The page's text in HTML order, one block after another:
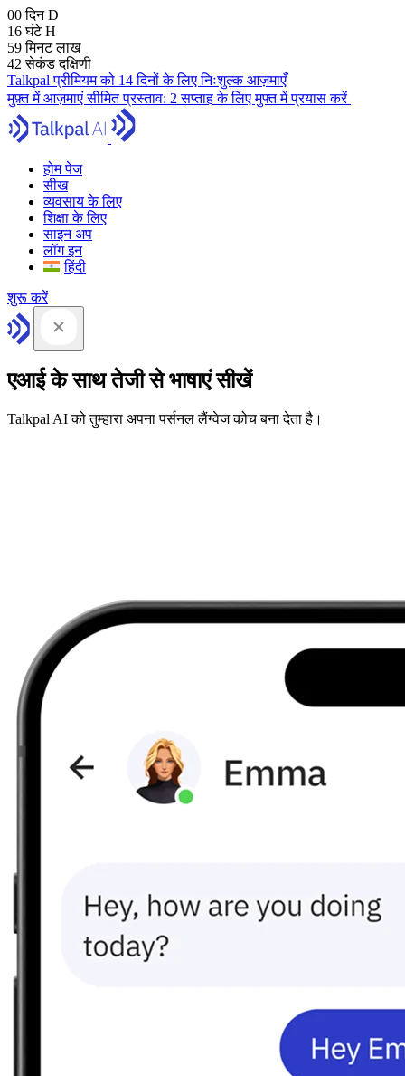
00 दिनD
16 घंटेH
59 मिनटलाख
41 सेकंडदक्षिणी
Talkpal प्रीमियम को 14 दिनों के लिए निःशुल्क आज़माएँ
मुफ़्त में आज़माएंसीमित प्रस्ताव: 2 सप्ताह के लिए मुफ्त में प्रयास करें
होम पेज
सीख
व्यवसाय के लिए
शिक्षा के लिए
साइन अप
लॉग इन
हिंदी
शुरू करें
एआई के साथ तेजी से भाषाएं सीखें
Talkpal AI को तुम्हारा अपना पर्सनल लैंग्वेज कोच बना देता है।